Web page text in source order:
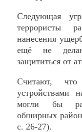
Следующая
террористы
нанесения
ещё не
защититься от
Считают,
устройствами
могли бы
обширных
с. 26-27).